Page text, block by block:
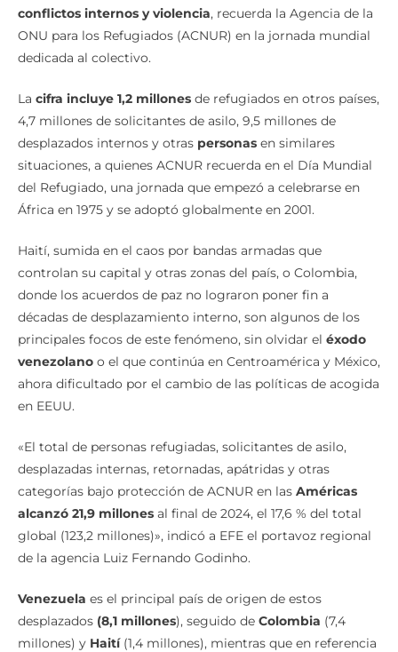
desplazamiento forzado en América debido acrisis,
conflictos internos y violencia, recuerda la Agencia de la
ONU para los Refugiados (ACNUR) en la jornada mundial
La cifra incluye 1,2 millonesde refugiados en otros países,
4,7 millones de solicitantes de asilo, 9,5 millones de
desplazados internos y otraspersonas en similares
situaciones, a quienes ACNUR recuerda en el Día Mundial
del Refugiado, una jornada que empezó a celebrarse en
Haití, sumida en el caos por bandas armadas que
controlan su capital y otras zonas del país, o Colombia,
donde los acuerdos de paz no lograron poner fin a
décadas de desplazamiento interno, son algunos de los
principales focos de este fenómeno, sin olvidar eléxodo
venezolanoo el que continúa en Centroamérica y México,
ahora dificultado por el cambio de las políticas de acogida
«El total de personas refugiadas, solicitantes de asilo,
desplazadas internas, retornadas, apátridas y otras
categorías bajo protección de ACNUR en las Américas
alcanzó 21,9 millonesal final de 2024, el 17,6 % del total
global (123,2 millones)», indicó a EFE el portavoz regional
Venezuelaes el principal país de origen de estos
desplazados(8,1 millones), seguido deColombia(7,4